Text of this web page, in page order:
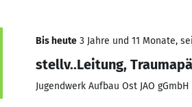
Bis heute 3 Jahre und 11 Monate,
stellv..Leitung,
Jugendwerk Aufbau Ost JAO gGmbH